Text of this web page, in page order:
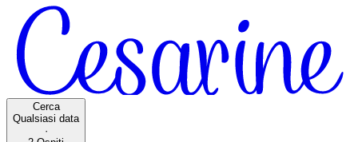
Cerca
Qualsiasi data
·